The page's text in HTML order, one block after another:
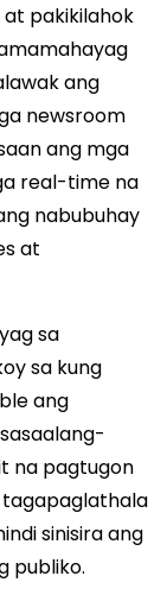
pakikilahok
ang
newsroom
ang mga
real-time na
nabubuhay
at
sa
sa kung
ang
na pagtugon
tagapaglathala
sinisira ang
publiko.